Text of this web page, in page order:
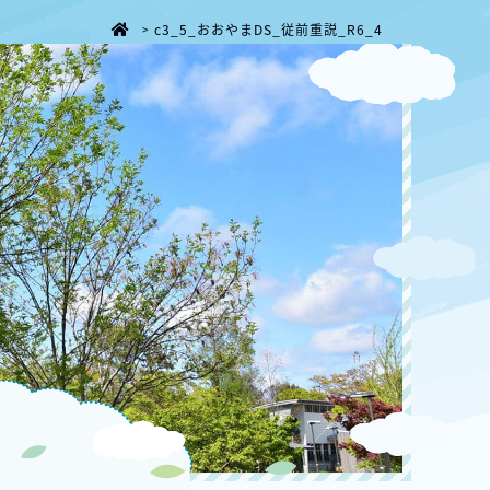
> c3_5_おおやまDS_従前重説_R6_4